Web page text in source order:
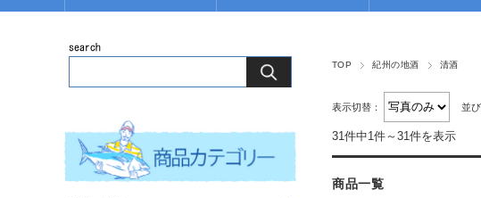
TOP 紀州の地酒 清酒
表示切替： 並
31件中1件～31件を表示
商品一覧